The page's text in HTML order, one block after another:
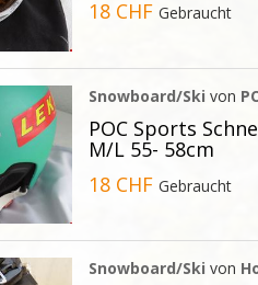
18 CHFGebraucht
Snowboard/Ski von
POC Sports
M/L 55- 58cm
18 CHFGebraucht
Snowboard/Ski von